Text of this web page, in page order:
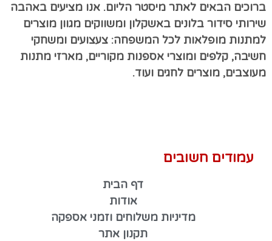
ברוכים הבאים לאתר מיסטר הליום. אנו מציעים באהבה
שירותי סידור בלונים באשקלון ומשווקים מגוון מוצרים
למתנות מופלאות לכל המשפחה: צעצועים ומשחקי
חשיבה, קלפים ומוצרי אספנות מקוריים, מארזי מתנות
מעוצבים, מוצרים לחגים ועוד.
עמודים חשובים
דף הבית
אודות
מדיניות משלוחים וזמני אספקה
תקנון אתר